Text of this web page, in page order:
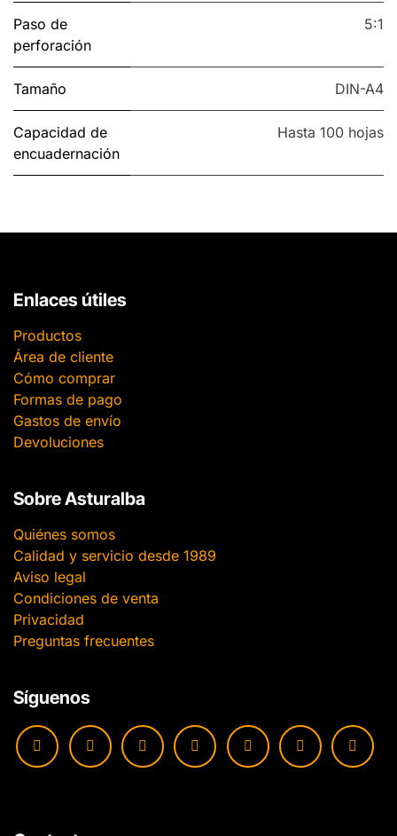
Paso de
perforación
5:1
Tamaño DIN-A4
Capacidad de
encuadernación
Hasta 100 hojas
Enlaces útiles
Productos
Área de cliente
Cómo comprar
Formas de pago
Gastos de envío
Devoluciones
Sobre Asturalba
Quiénes somos
Calidad y servicio desde 1989
Aviso legal
Condiciones de venta
Privacidad
Preguntas frecuentes
Síguenos